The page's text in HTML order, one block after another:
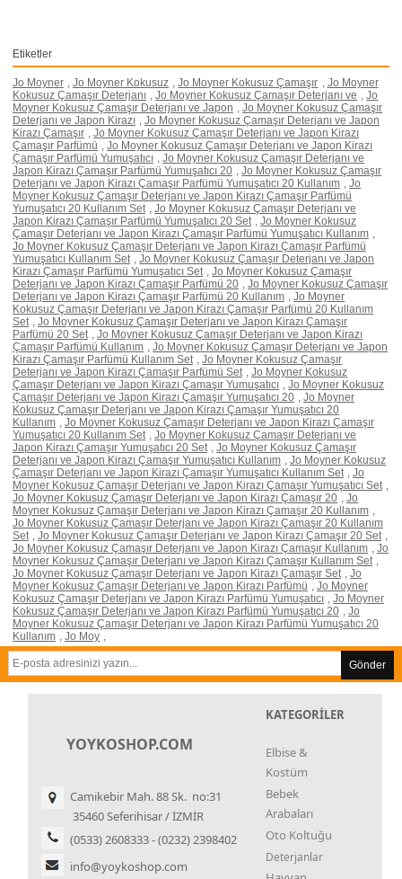
Etiketler
Jo Moyner Jo Moyner Kokusuz Jo Moyner Kokusuz Çamaşır
Jo Moyner
Kokusuz Çamaşır Deterjanı
Jo Moyner Kokusuz Çamaşır Deterjanı ve
Jo
Moyner Kokusuz Çamaşır Deterjanı ve Japon
Jo Moyner Kokusuz Çamaşır
Deterjanı ve Japon Kirazı
Jo Moyner Kokusuz Çamaşır Deterjanı ve Japon
Kirazı Çamaşır
Jo Moyner Kokusuz Çamaşır Deterjanı ve Japon Kirazı
Çamaşır Parfümü
Jo Moyner Kokusuz Çamaşır Deterjanı ve Japon Kirazı
Çamaşır Parfümü Yumuşatıcı
Jo Moyner Kokusuz Çamaşır Deterjanı ve
Japon Kirazı Çamaşır Parfümü Yumuşatıcı 20
Jo Moyner Kokusuz Çamaşır
Deterjanı ve Japon Kirazı Çamaşır Parfümü Yumuşatıcı 20 Kullanım
Jo
Moyner Kokusuz Çamaşır Deterjanı ve Japon Kirazı Çamaşır Parfümü
Yumuşatıcı 20 Kullanım Set
Jo Moyner Kokusuz Çamaşır Deterjanı ve
Japon Kirazı Çamaşır Parfümü Yumuşatıcı 20 Set
Jo Moyner Kokusuz
Çamaşır Deterjanı ve Japon Kirazı Çamaşır Parfümü Yumuşatıcı Kullanım
Jo Moyner Kokusuz Çamaşır Deterjanı ve Japon Kirazı Çamaşır Parfümü
Yumuşatıcı Kullanım Set
Jo Moyner Kokusuz Çamaşır Deterjanı ve Japon
Kirazı Çamaşır Parfümü Yumuşatıcı Set
Jo Moyner Kokusuz Çamaşır
Deterjanı ve Japon Kirazı Çamaşır Parfümü 20
Jo Moyner Kokusuz Çamaşır
Deterjanı ve Japon Kirazı Çamaşır Parfümü 20 Kullanım
Jo Moyner
Kokusuz Çamaşır Deterjanı ve Japon Kirazı Çamaşır Parfümü 20 Kullanım
Set
Jo Moyner Kokusuz Çamaşır Deterjanı ve Japon Kirazı Çamaşır
Parfümü 20 Set
Jo Moyner Kokusuz Çamaşır Deterjanı ve Japon Kirazı
Çamaşır Parfümü Kullanım
Jo Moyner Kokusuz Çamaşır Deterjanı ve Japon
Kirazı Çamaşır Parfümü Kullanım Set
Jo Moyner Kokusuz Çamaşır
Deterjanı ve Japon Kirazı Çamaşır Parfümü Set
Jo Moyner Kokusuz
Çamaşır Deterjanı ve Japon Kirazı Çamaşır Yumuşatıcı
Jo Moyner Kokusuz
Çamaşır Deterjanı ve Japon Kirazı Çamaşır Yumuşatıcı 20
Jo Moyner
Kokusuz Çamaşır Deterjanı ve Japon Kirazı Çamaşır Yumuşatıcı 20
Kullanım
Jo Moyner Kokusuz Çamaşır Deterjanı ve Japon Kirazı Çamaşır
Yumuşatıcı 20 Kullanım Set
Jo Moyner Kokusuz Çamaşır Deterjanı ve
Japon Kirazı Çamaşır Yumuşatıcı 20 Set
Jo Moyner Kokusuz Çamaşır
Deterjanı ve Japon Kirazı Çamaşır Yumuşatıcı Kullanım
Jo Moyner Kokusuz
Çamaşır Deterjanı ve Japon Kirazı Çamaşır Yumuşatıcı Kullanım Set
Jo
Moyner Kokusuz Çamaşır Deterjanı ve Japon Kirazı Çamaşır Yumuşatıcı Set
Jo Moyner Kokusuz Çamaşır Deterjanı ve Japon Kirazı Çamaşır 20
Jo
Moyner Kokusuz Çamaşır Deterjanı ve Japon Kirazı Çamaşır 20 Kullanım
Jo Moyner Kokusuz Çamaşır Deterjanı ve Japon Kirazı Çamaşır 20 Kullanım
Set
Jo Moyner Kokusuz Çamaşır Deterjanı ve Japon Kirazı Çamaşır 20 Set
Jo Moyner Kokusuz Çamaşır Deterjanı ve Japon Kirazı Çamaşır Kullanım
Jo
Moyner Kokusuz Çamaşır Deterjanı ve Japon Kirazı Çamaşır Kullanım Set
Jo Moyner Kokusuz Çamaşır Deterjanı ve Japon Kirazı Çamaşır Set
Jo
Moyner Kokusuz Çamaşır Deterjanı ve Japon Kirazı Parfümü
Jo Moyner
Kokusuz Çamaşır Deterjanı ve Japon Kirazı Parfümü Yumuşatıcı
Jo Moyner
Kokusuz Çamaşır Deterjanı ve Japon Kirazı Parfümü Yumuşatıcı 20
Jo
Moyner Kokusuz Çamaşır Deterjanı ve Japon Kirazı Parfümü Yumuşatıcı 20
Kullanım
Jo Moy
Gönder
YOYKOSHOP.COM
Camikebir Mah. 88 Sk. no:31
35460 Seferihisar / İZMİR
(0533) 2608333 - (0232) 2398402
info@yoykoshop.com
KATEGORİLER
Elbise &
Kostüm
Bebek
Arabaları
Oto Koltuğu
Deterjanlar